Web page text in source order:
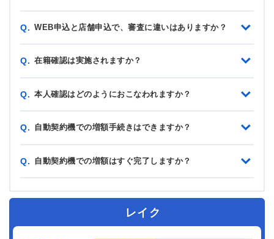
Q. WEB申込と店舗申込で、審査に違いはありますか？
Q. 在籍確認は実施されますか？
Q. 本人確認はどのようにおこなわれますか？
Q. 自動契約機での増額手続きはできますか？
Q. 自動契約機での増額はすぐ完了しますか？
レイク